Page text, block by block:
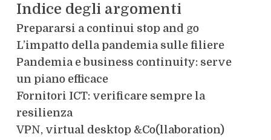
Indice degli argomenti
Prepararsi a continui stop and go
L’impatto della pandemia sulle filiere
Pandemia e business continuity: serve
un piano efficace
Fornitori ICT: verificare sempre la
resilienza
VPN, virtual desktop &Co(llaboration)